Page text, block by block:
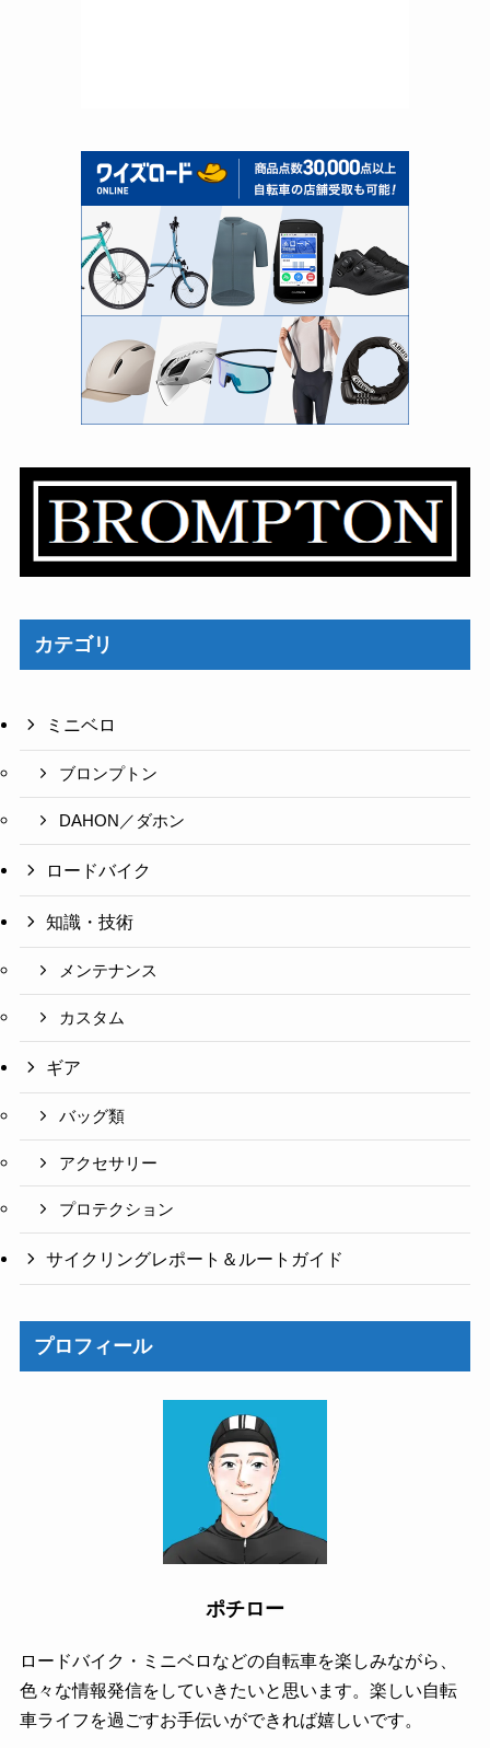
カテゴリ
ミニベロ
ブロンプトン
DAHON／ダホン
ロードバイク
知識・技術
メンテナンス
カスタム
ギア
バッグ類
アクセサリー
プロテクション
サイクリングレポート＆ルートガイド
プロフィール
ポチロー
ロードバイク・ミニベロなどの自転車を楽しみながら、
色々な情報発信をしていきたいと思います。楽しい自転
車ライフを過ごすお手伝いができれば嬉しいです。